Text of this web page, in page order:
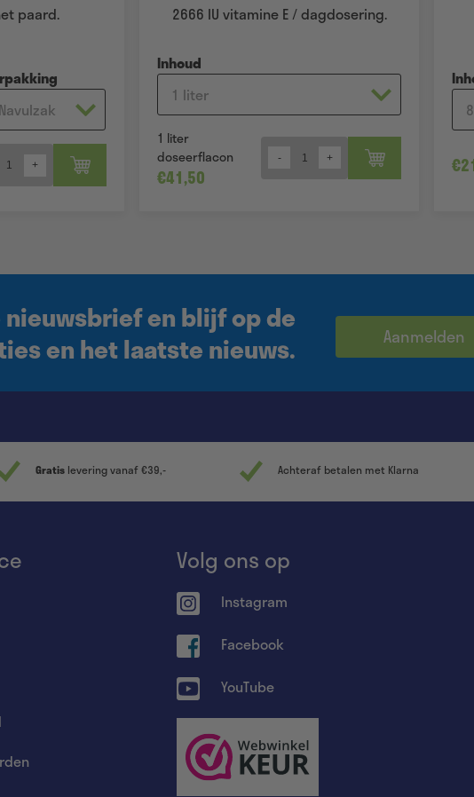
paard.
2666 IU vitamine E / dagdosering.
Inhoud
1 liter
doseerflacon
€41,50 Quantity €
nieuwsbrief en blijf op de
en het laatste nieuws.
Aanmelden
Gratislevering vanaf €39,- Achteraf betalen met Klarna
Volg ons op
Instagram
Facebook
YouTube